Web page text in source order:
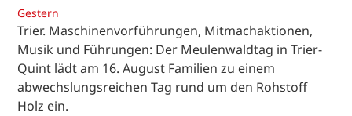
Gestern
Trier. Maschinenvorführungen, Mitmachaktionen,
Musik und Führungen: Der Meulenwaldtag in Trier-
Quint lädt am 16. August Familien zu einem
abwechslungsreichen Tag rund um den Rohstoff
Holz ein.